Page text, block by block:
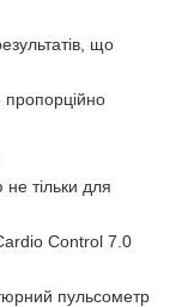
що
тільки для
Control 7.0
пульсометр